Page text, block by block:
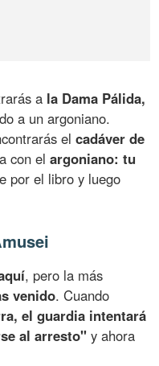
a la Dama Pálida,
a un argoniano.
elcadáver de
con elargoniano: tu
por el libro y luego
, pero la más
venido. Cuando
el guardia intentará
al arresto" y ahora